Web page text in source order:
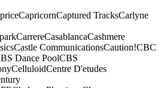
CapricornCaptured TracksCarlyne
CarrereCasablancaCashmere
Castle CommunicationsCaution!CBC
Dance PoolCBS
CelluloidCentre D'etudes